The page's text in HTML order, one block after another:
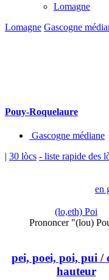
Lomagne
Lomagne Gascogne
Pouy-Roquelaure
Gascogne médiane
| 30 lòcs - liste rapide des
en
(lo,eth) Poi
Prononcer "(lou)
pei, poei, poi, pui /
hauteur